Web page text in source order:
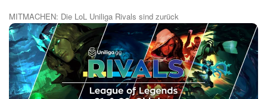
MITMACHEN: Die LoL Uniliga Rivals sind zurück